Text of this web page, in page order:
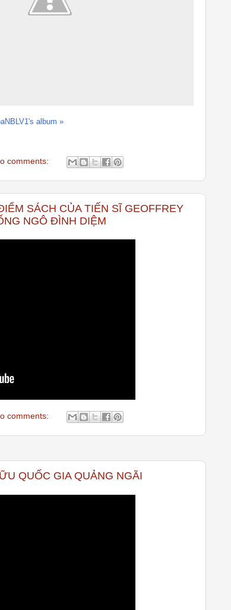
album »
comments:
SÁCH CỦA TIẾN SĨ GEOFFREY
NGÔ ĐÌNH DIỆM
comments:
QUỐC GIA QUẢNG NGÃI